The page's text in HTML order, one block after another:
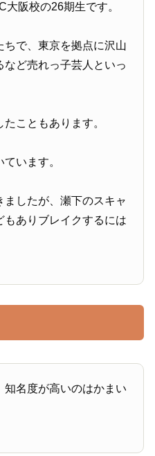
阪校の26期生です。
で、東京を拠点に沢山
ど売れっ子芸人といっ
こともあります。
います。
したが、瀬下のスキャ
もありブレイクするには
名度が高いのはかまい